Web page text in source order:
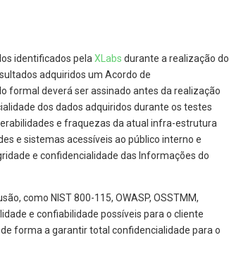
identificados pelaXLabs durante a realização do
adquiridos um Acordo de
formal deverá ser assinado antes da realização
dos dados adquiridos durante os testes
e fraquezas da atual infra-estrutura
e sistemas acessíveis ao público interno e
e confidencialidade das Informações do
como NIST 800-115, OWASP, OSSTMM,
e confiabilidade possíveis para o cliente
forma a garantir total confidencialidade para o